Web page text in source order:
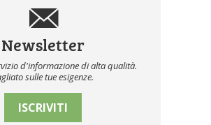
Newsletter
d'informazione di alta qualità.
sulle tue esigenze.
ISCRIVITI